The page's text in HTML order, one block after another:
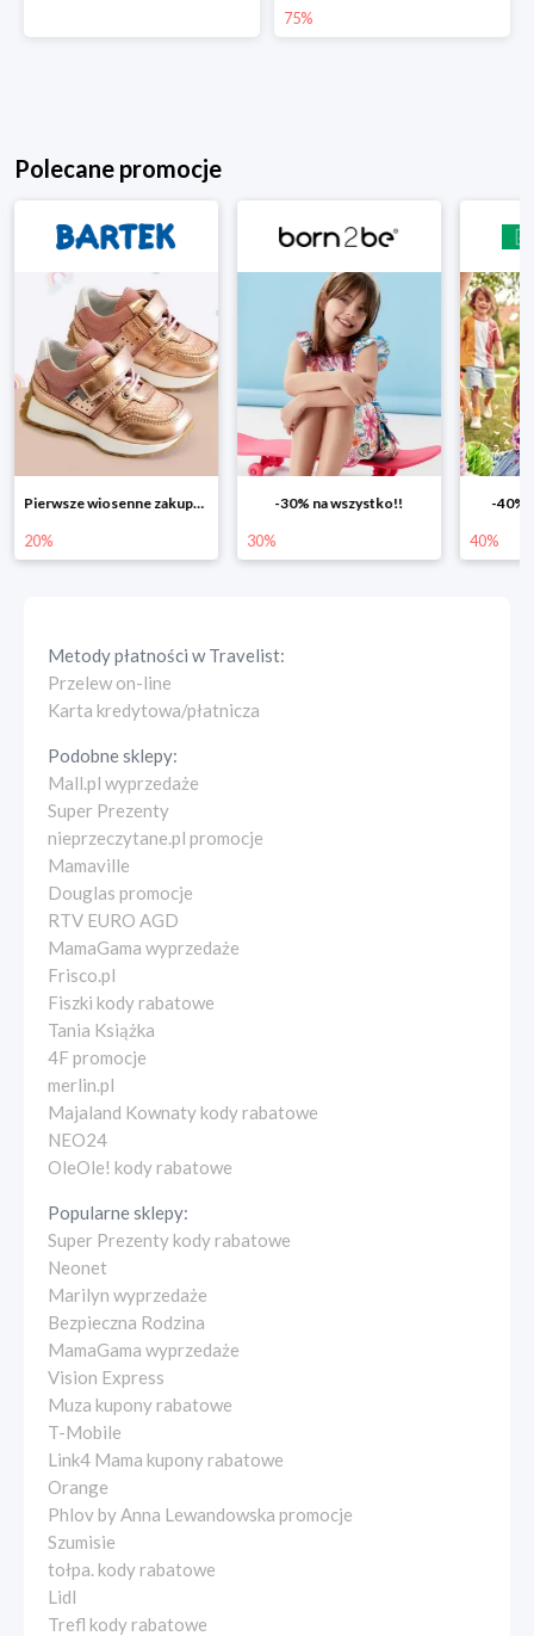
75%
Polecane promocje
-30% na wszystko!!
30%
-40% na drugą sztukę
40% 25%
Metody płatności wTravelist:
Przelew on-line
Karta kredytowa/płatnicza
Podobne sklepy:
Mall.pl wyprzedaże
Super Prezenty
nieprzeczytane.pl promocje
Mamaville
Douglas promocje
RTV EURO AGD
MamaGama wyprzedaże
Frisco.pl
Fiszki kody rabatowe
Tania Książka
4F promocje
merlin.pl
Majaland Kownaty kody rabatowe
NEO24
OleOle! kody rabatowe
Popularne sklepy:
Super Prezenty kody rabatowe
Neonet
Marilyn wyprzedaże
Bezpieczna Rodzina
MamaGama wyprzedaże
Vision Express
Muza kupony rabatowe
T-Mobile
Link4 Mama kupony rabatowe
Orange
Phlov by Anna Lewandowska promocje
Szumisie
tołpa. kody rabatowe
Lidl
Trefl kody rabatowe